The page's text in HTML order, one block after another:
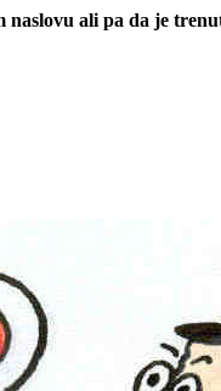
ali pa da je